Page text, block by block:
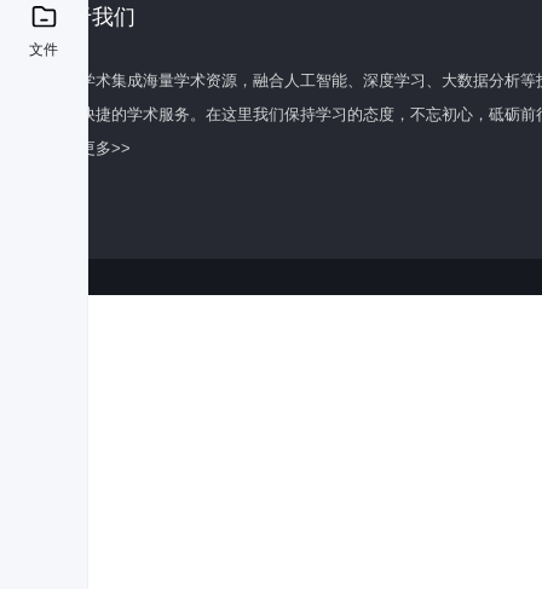
文件
关于我们
百度学术集成海量学术资源，融合人工智能、深度学习、大数据分析
全面快捷的学术服务。在这里我们保持学习的态度，不忘初心，砥砺前
了解更多>>